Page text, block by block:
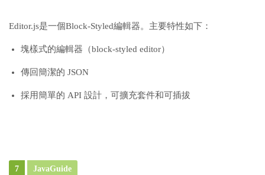
Editor.js是一個Block-Styled編輯器。主要特性如下：
塊樣式的編輯器（block-styled editor）
傳回簡潔的 JSON
採用簡單的 API 設計，可擴充套件和可插拔
7 JavaGuide